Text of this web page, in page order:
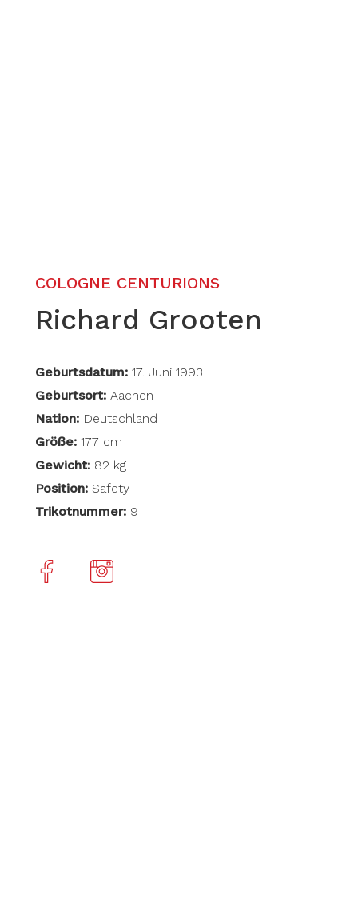
COLOGNE CENTURIONS
Richard Grooten
Geburtsdatum: 17. Juni 1993
Geburtsort: Aachen
Nation: Deutschland
Größe:177 cm
Gewicht:82 kg
Position:Safety
Trikotnummer: 9